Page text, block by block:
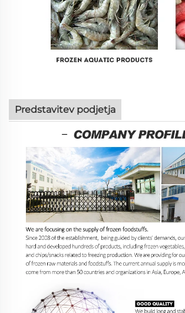
Predstavitev podjetja